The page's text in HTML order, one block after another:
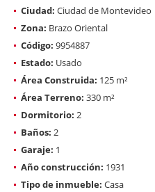
Ciudad: Ciudad de Montevideo
Zona: Brazo Oriental
Código: 9954887
Estado: Usado
Área Construida: 125 m²
Área Terreno: 330 m²
Dormitorio: 2
Baños: 2
Garaje: 1
Año construcción: 1931
Tipo de inmueble: Casa